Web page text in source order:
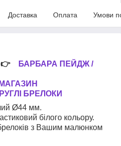
Доставка Оплата Умови
👉
БАРБАРА ПЕЙДЖ /
БРЕЛОКИ
Ø44 мм.
білого кольору.
з Вашим малюнком